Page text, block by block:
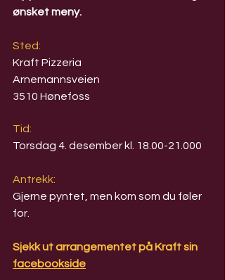
ønsket meny.
Sted:
Kraft Pizzeria
Arnemannsveien
3510 Hønefoss
Tid:
Torsdag 4. desember kl. 18.00-21.000
Antrekk:
Gjerne pyntet, men kom som du føler
for.
Sjekk ut arrangementet på Kraft sin
facebookside